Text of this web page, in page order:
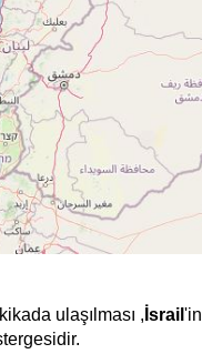
ulaşılması , İsrail 'in